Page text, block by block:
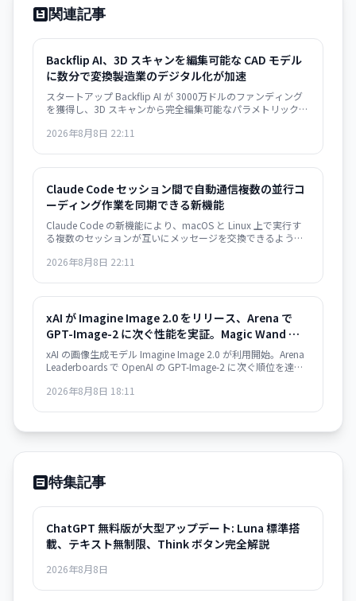
関連記事
Backflip AI、3D スキャンを編集可能な CAD モデル
に数分で変換――製造業のデジタル化が加速
スタートアップ Backflip AI が 3000万ドルのファンディング
を獲得し、3D スキャンから完全編集可能なパラメトリック
Autodesk Fusion 対応で、従来は何時間もかかっていた作業
2026年8月8日 22:11
Claude Code セッション間で自動通信――複数の並行コ
ーディング作業を同期できる新機能
Claude Code の新機能により、macOS と Linux 上で実行す
る複数のセッションが互いにメッセージを交換できるように
動的に情報共有し、開発ワークフローが大幅に効率化されま
2026年8月8日 22:11
xAI が Imagine Image 2.0 をリリース、Arena で
GPT-Image-2 に次ぐ性能を実証。Magic Wand な
ど高度な編集機能も搭載
xAI の画像生成モデル Imagine Image 2.0 が利用開始。Arena
Leaderboards で OpenAI の GPT-Image-2 に次ぐ順位を達成
ルを備えている。Grok で即利用可能、API は近日提供予定。
2026年8月8日 18:11
特集記事
ChatGPT 無料版が大型アップデート: Luna 標準搭
載、テキスト無制限、Think ボタン完全解説
2026年8月8日